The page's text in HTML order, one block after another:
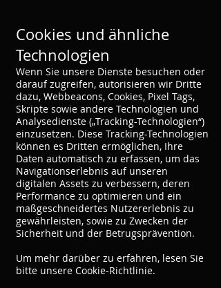
Cookies und ähnliche
Technologien
Wenn Sie unsere Dienste besuchen oder
darauf zugreifen, autorisieren wir Dritte
dazu, Webbeacons, Cookies, Pixel Tags,
Skripte sowie andere Technologien und
Analysedienste („Tracking-Technologien“)
einzusetzen. Diese Tracking-Technologien
können es Dritten ermöglichen, Ihre
Daten automatisch zu erfassen, um das
Navigationserlebnis auf unseren
digitalen Assets zu verbessern, deren
Performance zu optimieren und ein
maßgeschneidertes Nutzererlebnis zu
gewährleisten, sowie zu Zwecken der
Sicherheit und der Betrugsprävention.
Um mehr darüber zu erfahren, lesen Sie
bitte unsere Cookie-Richtlinie.